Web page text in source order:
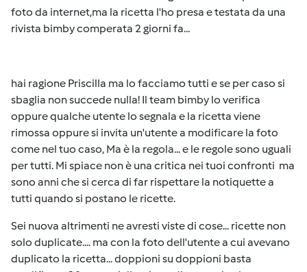
foto da internet,ma la ricetta l'ho presa e testata da una
rivista bimby comperata 2 giorni fa...
hai ragione Priscilla ma lo facciamo tutti e se per caso si
sbaglia non succede nulla! Il team bimby lo verifica
oppure qualche utente lo segnala e la ricetta viene
rimossa oppure si invita un'utente a modificare la foto
come nel tuo caso, Ma è la regola... e le regole sono uguali
per tutti. Mi spiace non è una critica nei tuoi confronti ma
sono anni che si cerca di far rispettare la notiquette a
tutti quando si postano le ricette.
Sei nuova altrimenti ne avresti viste di cose... ricette non
solo duplicate.... ma con la foto dell'utente a cui avevano
duplicato la ricetta... doppioni su doppioni basta